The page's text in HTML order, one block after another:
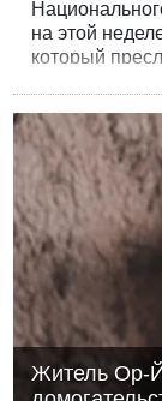
на этой
который
Житель Ор-